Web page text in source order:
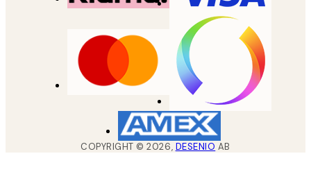
COPYRIGHT ©2026, DESENIO AB